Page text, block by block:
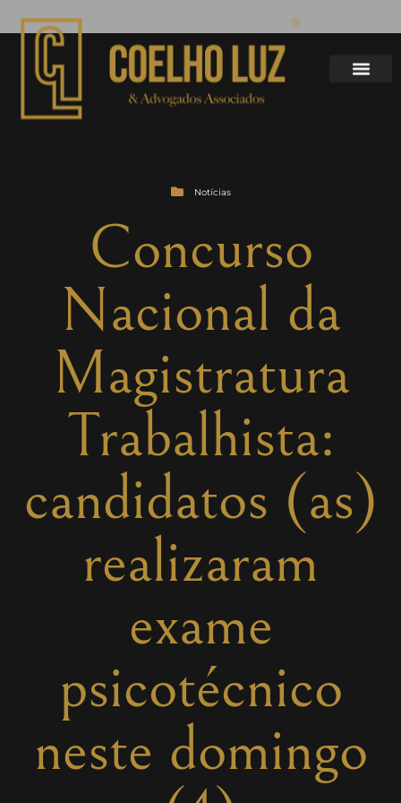
Notícias
Concurso
Nacional da
Magistratura
Trabalhista:
candidatos (as)
realizaram
exame
psicotécnico
neste domingo